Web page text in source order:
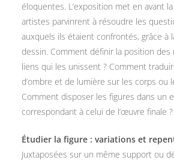
éloquentes. L’exposition met en avant
artistes parvinrent à résoudre les
auxquels ils étaient confrontés, grâce à
dessin. Comment définir la position des
liens qui les unissent ? Comment
d’ombre et de lumière sur les corps ou
Comment disposer les figures dans un
correspondant à celui de l’œuvre finale ?
Étudier la figure : variations et
Juxtaposées sur un même support ou